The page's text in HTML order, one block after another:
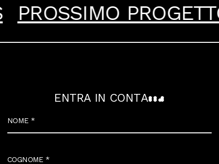
PROSSIMO
ENTRA N CONTATTO
NOME *
COGNOME *